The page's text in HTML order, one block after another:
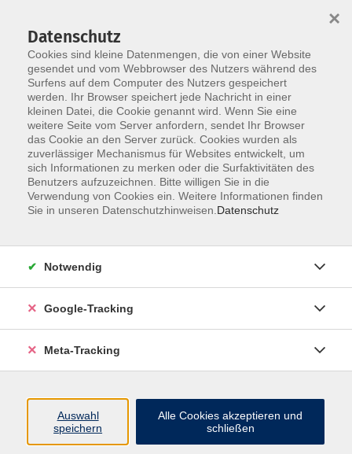
Skip to main content
Der Kurs konnte nicht gefunden werden.
Über uns
Datenschutz
Cookies sind kleine Datenmengen, die von einer Website
gesendet und vom Webbrowser des Nutzers während des
Surfens auf dem Computer des Nutzers gespeichert
werden. Ihr Browser speichert jede Nachricht in einer
kleinen Datei, die Cookie genannt wird. Wenn Sie eine
weitere Seite vom Server anfordern, sendet Ihr Browser
das Cookie an den Server zurück. Cookies wurden als
zuverlässiger Mechanismus für Websites entwickelt, um
sich Informationen zu merken oder die Surfaktivitäten des
Benutzers aufzuzeichnen. Bitte willigen Sie in die
Verwendung von Cookies ein. Weitere Informationen finden
Sie in unseren Datenschutzhinweisen. Datenschutz
×
Notwendig
Google-Tracking
Meta-Tracking
Auswahl
speichern
Alle Cookies akzeptieren und
schließen